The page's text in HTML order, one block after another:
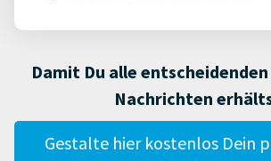
Damit Du alle
Nachrichten
Gestalte hier kostenlos Dein